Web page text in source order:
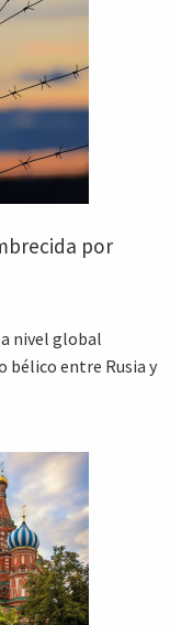
por
nivel global
bélico entre Rusia y